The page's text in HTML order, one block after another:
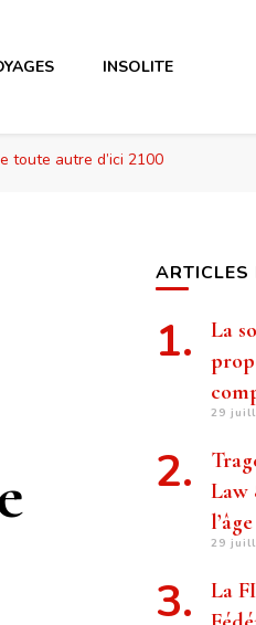
INSOLITE
toute autre d’ici 2100
ARTICLES
La
29
Law
29
La